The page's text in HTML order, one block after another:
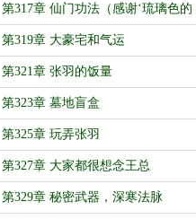
赏盟主）
第317章 仙门功法（感谢‘琉璃色的
回忆’打赏1.4个盟主）
第319章 大豪宅和气运
第321章 张羽的饭量
第323章 墓地盲盒
第325章 玩弄张羽
第327章 大家都很想念王总
第329章 秘密武器，深寒法脉